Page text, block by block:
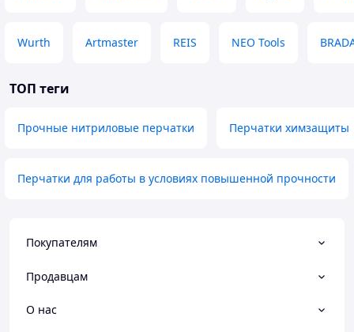
Wurth Artmaster REIS NEO Tools
ТОП теги
Прочные нитриловые перчатки Перчатки химзащиты
Перчатки для работы в условиях повышенной прочности
Покупателям
Продавцам
О нас